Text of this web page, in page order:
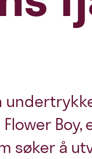
Boy,
søker å